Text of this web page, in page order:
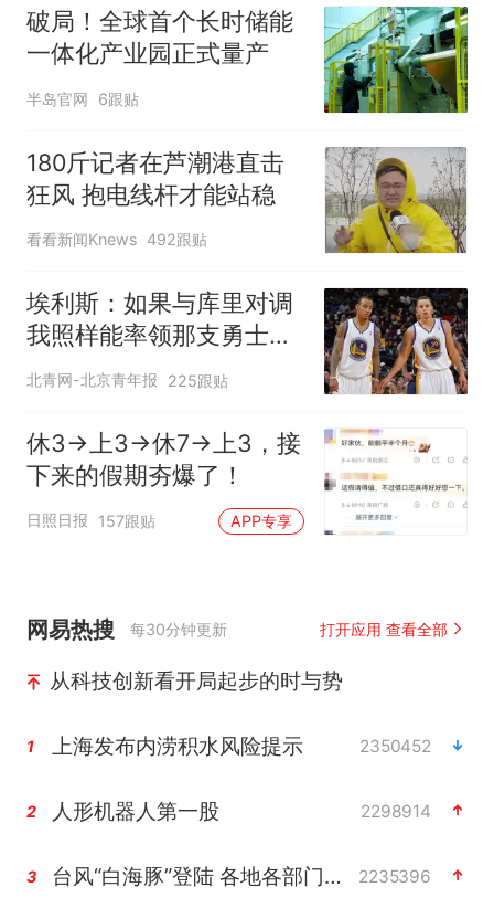
破局！全球首个长时储能
一体化产业园正式量产
半岛官网 6跟贴
180斤记者在芦潮港直击
狂风 抱电线杆才能站稳
看看新闻Knews 492跟贴
埃利斯：如果与库里对调
我照样能率领那支勇士取
得现在的成就
北青网-北京青年报 225跟贴
休3→上3→休7→上3，接
下来的假期夯爆了！
日照日报 157跟贴 APP专享
网易热搜 每30分钟更新 打开应用 查看全部
从科技创新看开局起步的时与势
1 上海发布内涝积水风险提示 2350452
2 人形机器人第一股 2298914
3 台风“白海豚”登陆 各地各部门全力应对 2235396